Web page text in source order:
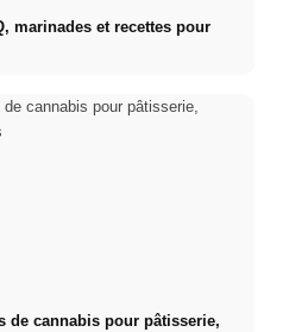
marinades et recettes pour
de cannabis pour pâtisserie,